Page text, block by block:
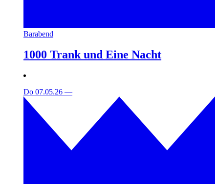
Barabend
1000 Trank und Eine Nacht
Do 07.05.26 —